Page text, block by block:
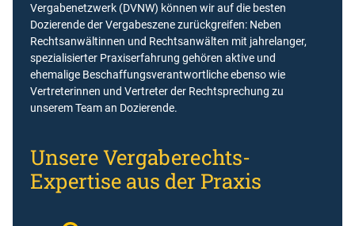
Vergabenetzwerk (DVNW) können wir auf die besten
Dozierende der Vergabeszene zurückgreifen: Neben
Rechtsanwältinnen und Rechtsanwälten mit jahrelanger,
spezialisierter Praxiserfahrung gehören aktive und
ehemalige Beschaffungsverantwortliche ebenso wie
Vertreterinnen und Vertreter der Rechtsprechung zu
unserem Team an Dozierende.
Unsere Vergaberechts-
Expertise aus der Praxis